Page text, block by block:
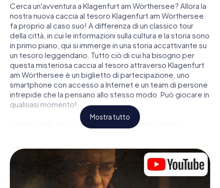
Cerca un'avventura a Klagenfurt am Wörthersee? Allora la
nostra nuova caccia al tesoro Klagenfurt am Wörthersee
fa proprio al caso suo! A differenza di un classico tour
della città, in cui le informazioni sulla cultura e la storia sono
in primo piano, qui si immerge in una storia accattivante su
un tesoro leggendario. Tutto ciò di cui ha bisogno per
questa misteriosa caccia al tesoro attraverso Klagenfurt
am Wörthersee è un biglietto di partecipazione, uno
smartphone con accesso a Internet e un team di persone
intrepide che la pensano allo stesso modo. Può giocare in
qualsiasi momento!
All'inizio della sua caccia al tesoro a Klagenfurt am
Chi della sua squadra è un tracker nato? Chi è un vero
avventuriero? E chi ha quello che serve per essere un
code breaker? Nella nostra caccia al tesoro a Klagenfurt
am Wörthersee c'è un ruolo adatto per ogni giocatore.
Mostra tutto